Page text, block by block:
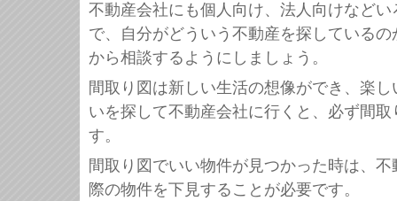
不動産会社にも個人向け、法人向けなど
で、自分がどういう不動産を探している
から相談するようにしましょう。
間取り図は新しい生活の想像ができ、楽
いを探して不動産会社に行くと、必ず間
す。
間取り図でいい物件が見つかった時は、
際の物件を下見することが必要です。